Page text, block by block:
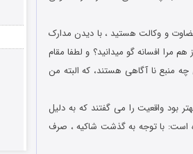
و وکالت هستید ، با دیدن مدارک
مرا افسانه گو میدانید؟ و لطفا مقام
منبع نا آگاهی هستند، که البته من
بود واقعیت را می گفتند که به دلیل
و در رای دادسرای فرهنگ رسانه شعبه 9 نوشته شده است: با توجه به گذشت شاکیه ، صرف